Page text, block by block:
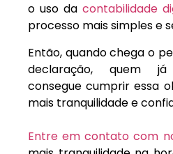
o uso da contabilidade
processo mais simples e
Então, quando chega o
declaração, quem
consegue cumprir essa
mais tranquilidade e
Entre em contato com